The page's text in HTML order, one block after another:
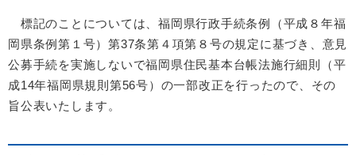
標記のことについては、福岡県行政手続条例（平成８年福
岡県条例第１号）第37条第４項第８号の規定に基づき、意見
公募手続を実施しないで福岡県住民基本台帳法施行細則（平
成14年福岡県規則第56号）の一部改正を行ったので、その
旨公表いたします。